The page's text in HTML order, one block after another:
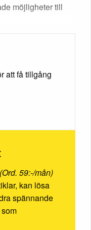
möjligheter till
att få tillgång
(Ord. 59:-/mån)
kan lösa
spännande